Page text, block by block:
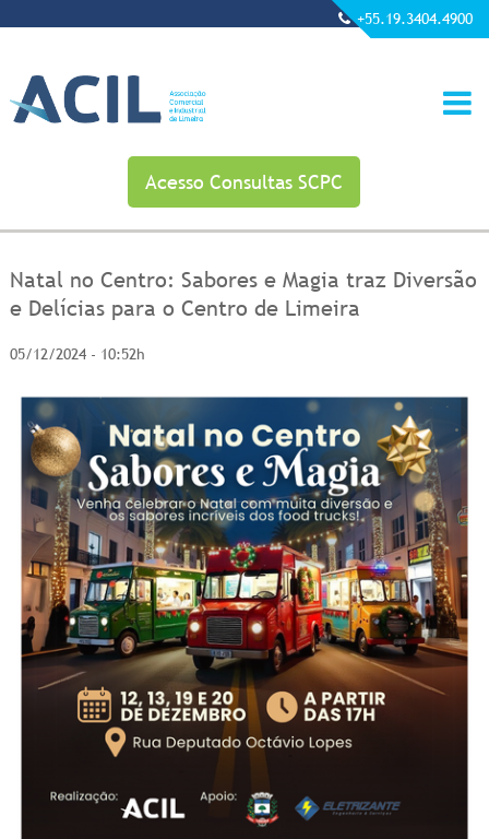
+55.19.3404.4900
Acesso Consultas SCPC
Natal no Centro: Sabores e Magia traz Diversão
e Delícias para o Centro de Limeira
05/12/2024 - 10:52h